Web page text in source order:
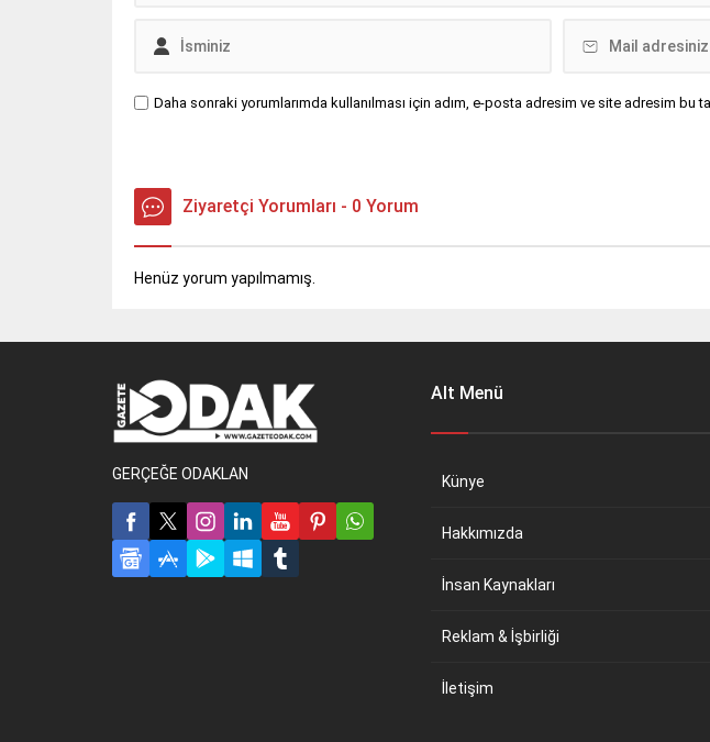
Daha sonraki yorumlarımda kullanılması için adım, e-posta adresim ve site adresim bu
Ziyaretçi Yorumları - 0 Yorum
Henüz yorum yapılmamış.
GERÇEĞE ODAKLAN
Alt Menü
Künye
Hakkımızda
İnsan Kaynakları
Reklam & İşbirliği
İletişim